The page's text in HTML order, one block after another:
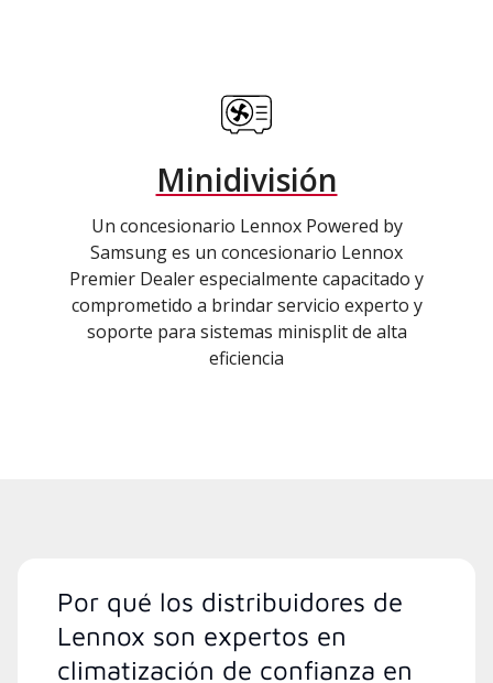
Minidivisión
Un concesionario Lennox Powered by
Samsung es un concesionario Lennox
Premier Dealer especialmente capacitado y
comprometido a brindar servicio experto y
soporte para sistemas minisplit de alta
eficiencia
Por qué los distribuidores de
Lennox son expertos en
climatización de confianza en